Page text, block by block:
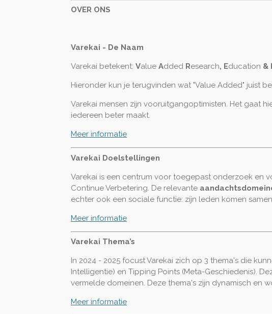
OVER ONS
Varekai - De Naam
Varekai betekent: Value Added Research, Education &
Hieronder kun je terugvinden wat "Value Added" juist
Varekai mensen zijn vooruitgangoptimisten. Het gaat
iedereen beter maakt.
Meer informatie
Varekai Doelstellingen
Varekai is een centrum voor toegepast onderzoek en
Continue Verbetering. De relevante
echter ook een sociale functie: zijn leden komen
Meer informatie
Varekai Thema’s
In 2024 - 2025 focust Varekai zich op 3 thema's die
Intelligentie) en Tipping Points (Meta-Geschiedenis).
vermelde domeinen. Deze thema's zijn dynamisch en
Meer informatie